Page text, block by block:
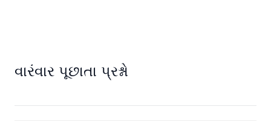
વારંવાર પૂછાતા પ્રશ્નો